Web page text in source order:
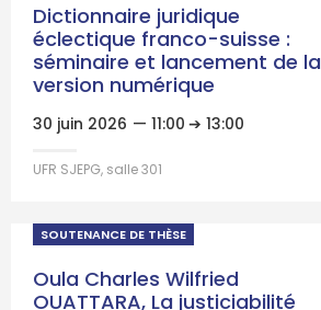
Dictionnaire juridique
éclectique franco-suisse :
séminaire et lancement de la
version numérique
30 juin 2026 — 11:00 ➔ 13:00
UFR SJEPG, salle 301
SOUTENANCE DE THÈSE
Oula Charles Wilfried
OUATTARA, La justiciabilité